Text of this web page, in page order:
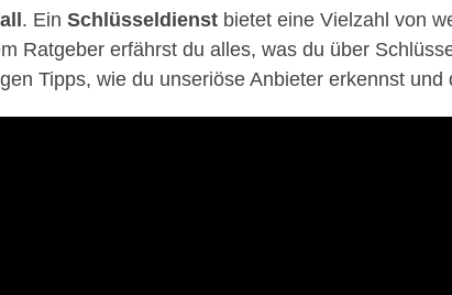
. Ein Schlüsseldienst bietet eine Vielzahl von
Ratgeber erfährst du alles, was du über
Tipps, wie du unseriöse Anbieter erkennst